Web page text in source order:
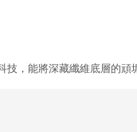
技，能將深藏纖維底層的